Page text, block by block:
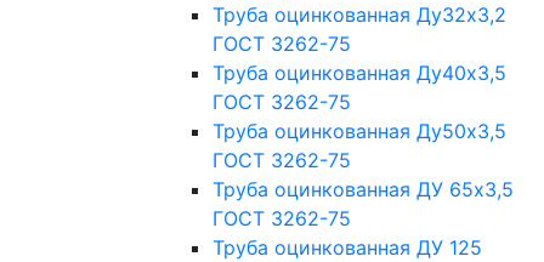
Труба оцинкованная Ду32х3,2
ГОСТ 3262-75
Труба оцинкованная Ду40х3,5
ГОСТ 3262-75
Труба оцинкованная Ду50х3,5
ГОСТ 3262-75
Труба оцинкованная ДУ 65х3,5
ГОСТ 3262-75
Труба оцинкованная ДУ 125